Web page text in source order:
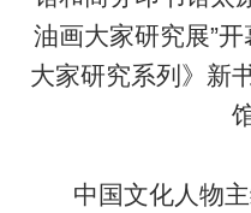
油画大家研究展”
大家研究系列》新
中国文化人物